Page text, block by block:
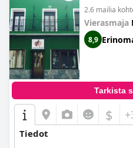
2.6 mailia
Vierasmaja
8,9
Tarkista
$
Tiedot